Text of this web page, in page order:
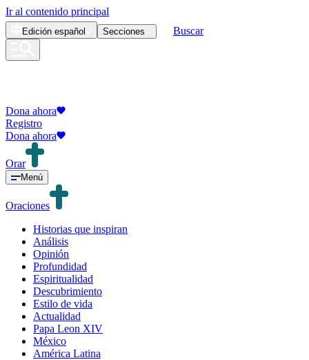
Ir al contenido principal
Edición español Secciones Buscar
Dona ahora
Registro
Dona ahora
Orar
Menú
Oraciones
Historias que inspiran
Análisis
Opinión
Profundidad
Espiritualidad
Descubrimiento
Estilo de vida
Actualidad
Papa Leon XIV
México
América Latina